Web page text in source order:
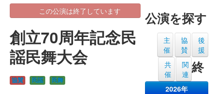
この公演は終了しています
創立70周年記念民
謡民舞大会
協賛 民謡 民舞
公演を探す
主
催
協
賛
後
援
共
催
関
連
2026年
終